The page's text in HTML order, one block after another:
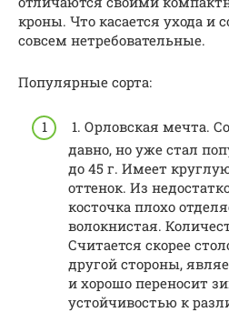
кроны. Что касается ухода и
совсем нетребовательные.
Популярные сорта:
1. Орловская мечта.
давно, но уже стал
до 45 г. Имеет
оттенок. Из
косточка плохо
волокнистая.
Считается скорее
другой стороны,
и хорошо переносит
устойчивостью к